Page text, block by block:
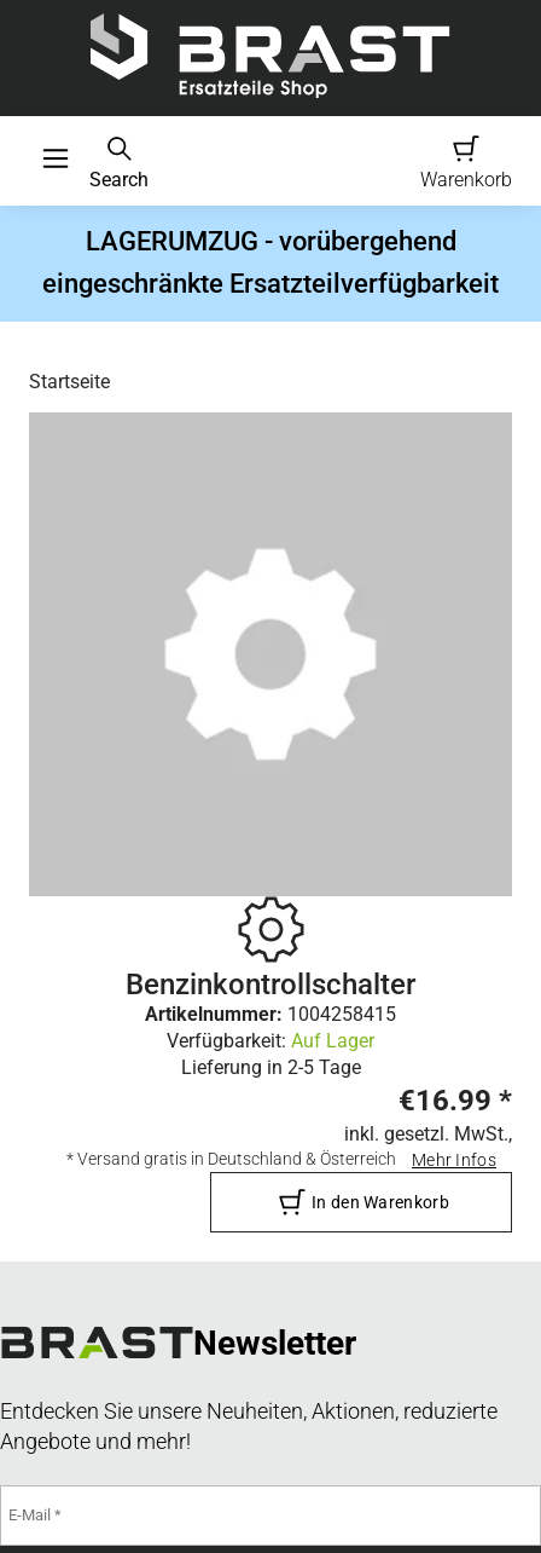
Search Warenkorb
LAGERUMZUG - vorübergehend
eingeschränkte Ersatzteilverfügbarkeit
Startseite
Benzinkontrollschalter
Artikelnummer: 1004258415
Verfügbarkeit: Auf Lager
Lieferung in 2-5 Tage
€16.99 *
inkl. gesetzl. MwSt.,
* Versand gratis in Deutschland & Österreich Mehr Infos
In den Warenkorb
Newsletter
Entdecken Sie unsere Neuheiten, Aktionen, reduzierte
Angebote und mehr!